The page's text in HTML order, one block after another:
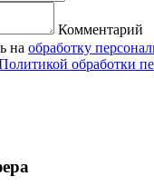
Комментарий
на обработку
обработки